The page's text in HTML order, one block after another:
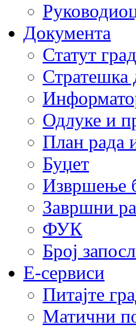
Документа
Статут
Стратешка
Одлуке и
План рада
Буџет
Извршење
Завршни
ФУК
Број
E-сервиси
Питајте
Матични